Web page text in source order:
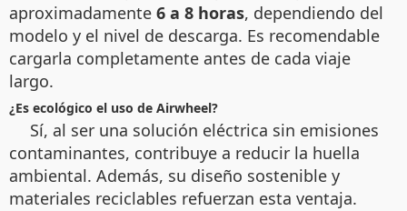
aproximadamente 6 a 8 horas, dependiendo del
modelo y el nivel de descarga. Es recomendable
cargarla completamente antes de cada viaje
largo.
¿Es ecológico el uso de Airwheel?
Sí, al ser una solución eléctrica sin emisiones
contaminantes, contribuye a reducir la huella
ambiental. Además, su diseño sostenible y
materiales reciclables refuerzan esta ventaja.